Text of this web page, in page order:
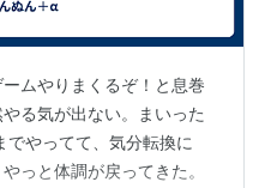
ムやりまくるぞ！と息巻
る気が出ない。まいった
でやってて、気分転換に
っと体調が戻ってきた。